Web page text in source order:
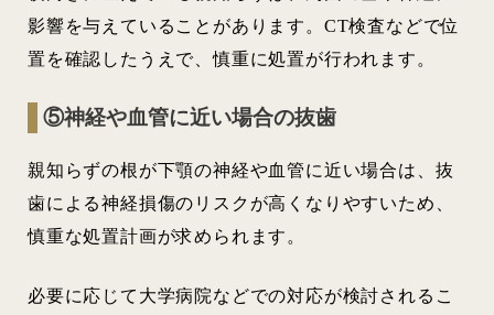
影響を与えていることがあります。CT検査などで位
置を確認したうえで、慎重に処置が行われます。
⑤神経や血管に近い場合の抜歯
親知らずの根が下顎の神経や血管に近い場合は、抜
歯による神経損傷のリスクが高くなりやすいため、
慎重な処置計画が求められます。
必要に応じて大学病院などでの対応が検討されるこ